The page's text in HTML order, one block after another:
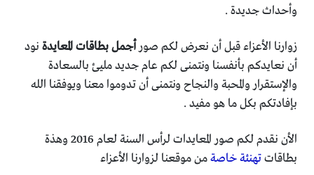
وأحداث جديدة .
زوارنا الأعزاء قبل أن نعرض لكم صور أجمل بطاقات المعايدة نود
أن نعايدكم بأنفسنا ونتمنى لكم عام جديد مليئ بالسعادة
والإستقرار والمحبة والنجاح ونتمنى أن تدوموا معنا ويوفقنا الله
بإفادتكم بكل ما هو مفيد .
الأن نقدم لكم صور المعايدات
لرأس السنة لعام 2016 وهذة
بطاقاتتهنئة خاصةمن موقعنا لزوارنا الأعزاء